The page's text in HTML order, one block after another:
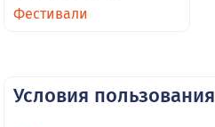
Фестивали
Условия пользования